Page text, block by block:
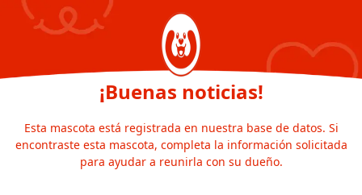
¡Buenas noticias!
Esta mascota está registrada en nuestra base de datos. Si
encontraste esta mascota, completa la información solicitada
para ayudar a reunirla con su dueño.